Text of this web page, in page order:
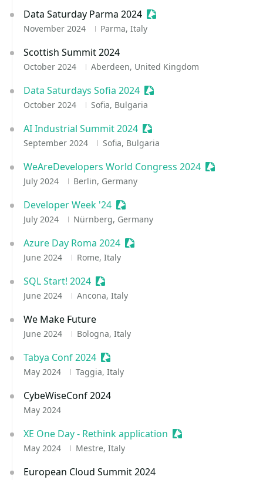
Data Saturday Parma 2024 Sessionize Event
November 2024 Parma, Italy
Scottish Summit 2024
October 2024 Aberdeen, United Kingdom
Data Saturdays Sofia 2024 Sessionize Event
October 2024 Sofia, Bulgaria
AI Industrial Summit 2024 Sessionize Event
September 2024 Sofia, Bulgaria
WeAreDevelopers World Congress 2024 Sessionize
July 2024 Berlin, Germany
Developer Week '24 Sessionize Event
July 2024 Nürnberg, Germany
Azure Day Roma 2024 Sessionize Event
June 2024 Rome, Italy
SQL Start! 2024 Sessionize Event
June 2024 Ancona, Italy
We Make Future
June 2024 Bologna, Italy
Tabya Conf 2024 Sessionize Event
May 2024 Taggia, Italy
CybeWiseConf 2024
May 2024
XE One Day - Rethink application Sessionize Event
May 2024 Mestre, Italy
European Cloud Summit 2024